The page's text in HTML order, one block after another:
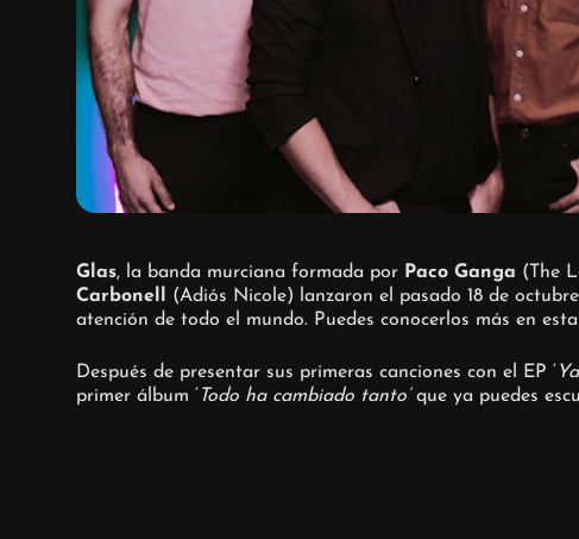
Glas, la banda murciana formada por Paco Ganga (The
Carbonell
(Adiós Nicole) lanzaron el pasado 18 de octubre
atención de todo el mundo. Puedes conocerlos más en
Después de presentar sus primeras canciones con el EP ‘
primer álbum ‘ Todo ha cambiado tanto’que ya puedes